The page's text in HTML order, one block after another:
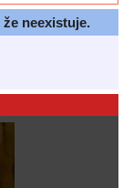
neexistuje.